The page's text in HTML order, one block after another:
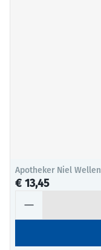
Apotheker Niel
€ 13,45